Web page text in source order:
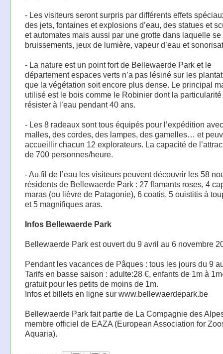
- Les visiteurs seront surpris par différents effets
des jets, fontaines et explosions d’eau, des statues et
et automates mais aussi par une grotte dans laquelle se
bruissements, jeux de lumière, vapeur d’eau et
- La nature est un point fort de Bellewaerde Park et le
département espaces verts n’a pas lésiné sur les
que la végétation soit encore plus dense. Le principal
utilisé est le bois comme le Robinier dont la particularité
résister à l’eau pendant 40 ans.
- Les 8 radeaux sont tous équipés pour l’expédition
malles, des cordes, des lampes, des gamelles… et
accueillir chacun 12 explorateurs. La capacité de
de 700 personnes/heure.
- Au fil de l’eau les visiteurs peuvent découvrir les 58
résidents de Bellewaerde Park : 27 flamants roses, 4
maras (ou lièvre de Patagonie), 6 coatis, 5 ouistitis à
et 5 magnifiques aras.
Infos Bellewaerde Park
Bellewaerde Park est ouvert du 9 avril au 6 novembre
Pendant les vacances de Pâques : tous les jours du 9
Tarifs en basse saison : adulte:28 €, enfants de 1m à
gratuit pour les petits de moins de 1m.
Infos et billets en ligne sur www.bellewaerdepark.be
Bellewaerde Park fait partie de La Compagnie des
membre officiel de EAZA (European Association for
Aquaria).